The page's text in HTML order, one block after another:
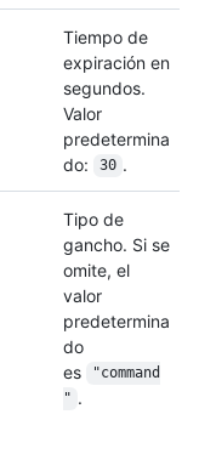
Tiempo de
expiración en
segundos.
Valor
predetermina
do:
30 .
Tipo de
gancho. Si se
omite, el
valor
predetermina
do
es
"command
" .